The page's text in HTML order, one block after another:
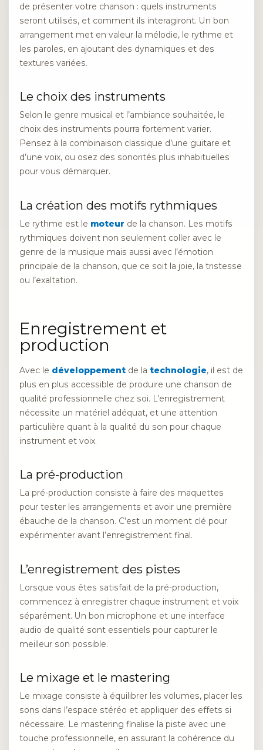
de présenter votre chanson : quels instruments
seront utilisés, et comment ils interagiront. Un bon
arrangement met en valeur la mélodie, le rythme et
les paroles, en ajoutant des dynamiques et des
textures variées.
Le choix des instruments
Selon le genre musical et l’ambiance souhaitée, le
choix des instruments pourra fortement varier.
Pensez à la combinaison classique d’une guitare et
d’une voix, ou osez des sonorités plus inhabituelles
pour vous démarquer.
La création des motifs rythmiques
Le rythme est le moteur de la chanson. Les motifs
rythmiques doivent non seulement coller avec le
genre de la musique mais aussi avec l’émotion
principale de la chanson, que ce soit la joie, la tristesse
ou l’exaltation.
Enregistrement et
production
Avec le développement de la technologie, il est de
plus en plus accessible de produire une chanson de
qualité professionnelle chez soi. L’enregistrement
nécessite un matériel adéquat, et une attention
particulière quant à la qualité du son pour chaque
instrument et voix.
La pré-production
La pré-production consiste à faire des maquettes
pour tester les arrangements et avoir une première
ébauche de la chanson. C’est un moment clé pour
expérimenter avant l’enregistrement final.
L’enregistrement des pistes
Lorsque vous êtes satisfait de la pré-production,
commencez à enregistrer chaque instrument et voix
séparément. Un bon microphone et une interface
audio de qualité sont essentiels pour capturer le
meilleur son possible.
Le mixage et le mastering
Le mixage consiste à équilibrer les volumes, placer les
sons dans l’espace stéréo et appliquer des effets si
nécessaire. Le mastering finalise la piste avec une
touche professionnelle, en assurant la cohérence du